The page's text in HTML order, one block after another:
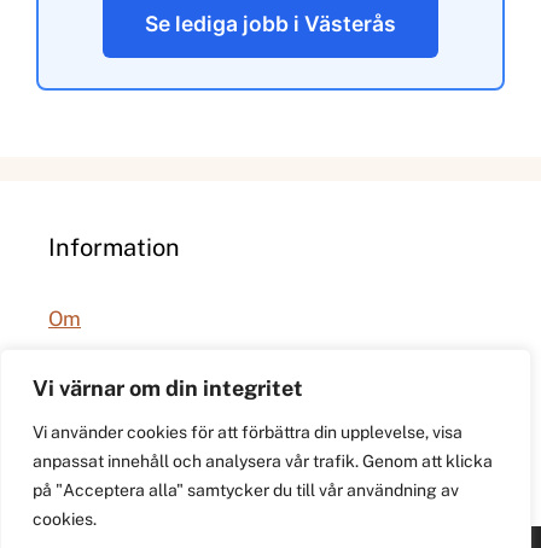
Vi värnar om din integritet
Vi använder cookies för att förbättra din upplevelse, visa
anpassat innehåll och analysera vår trafik. Genom att klicka
på "Acceptera alla" samtycker du till vår användning av
cookies.
Se lediga jobb i Västerås
Information
Om